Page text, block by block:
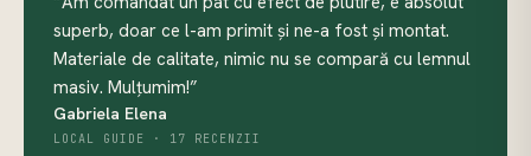
superb, doar ce l-am primit și ne-a fost și montat.
Materiale de calitate, nimic nu se compară cu lemnul
masiv. Mulțumim!”
Gabriela Elena
LOCAL GUIDE · 17 RECENZII